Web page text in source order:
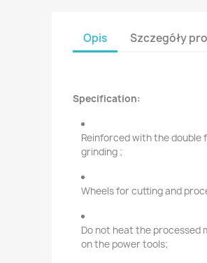
Opis Szczegóły
Specification:
Reinforced with the double
grinding ;
Wheels for cutting and
Do not heat the processed
on the power tools;